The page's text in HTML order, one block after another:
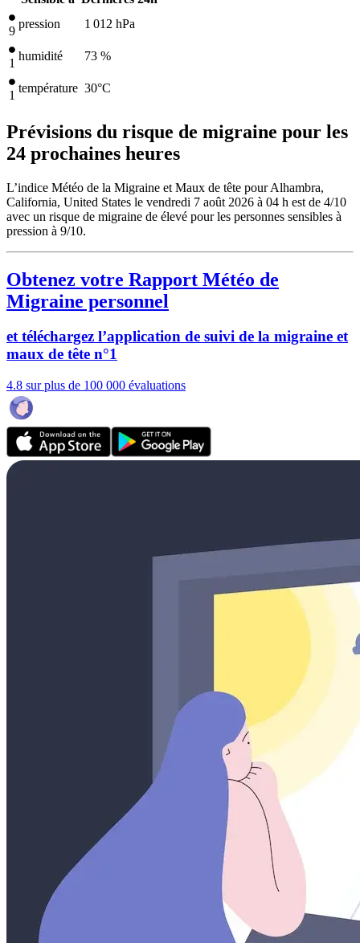
9
pression 1 012 hPa
1
humidité 73 %
1
température 30°C
Prévisions du risque de migraine pour les
24 prochaines heures
L’indice Météo de la Migraine et Maux de tête pour Alhambra,
California, United States le vendredi 7 août 2026 à 04 h est de 4/10
avec un risque de migraine de élevé pour les personnes sensibles à
pression à 9/10.
Obtenez votre Rapport Météo de
Migraine personnel
et téléchargez l’application de suivi de la migraine et
maux de tête n°1
4.8 sur plus de 100 000 évaluations